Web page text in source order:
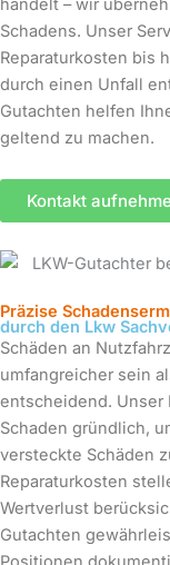
Schadens. Unser
Reparaturkosten bis
durch einen Unfall
Gutachten helfen
geltend zu machen.
Kontakt
Präzise
durch den Lkw
Schäden an
umfangreicher sein
entscheidend. Unser
Schaden gründlich,
versteckte Schäden
Reparaturkosten
Wertverlust
Gutachten